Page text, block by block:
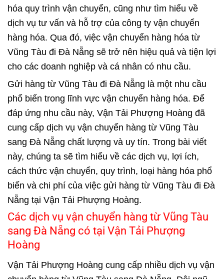
hóa quy trình vận chuyển, cũng như tìm hiểu về
dịch vụ tư vấn và hỗ trợ của công ty vận chuyển
hàng hóa. Qua đó, việc vận chuyển hàng hóa từ
Vũng Tàu đi Đà Nẵng sẽ trở nên hiệu quả và tiện lợi
cho các doanh nghiệp và cá nhân có nhu cầu.
Gửi hàng từ Vũng Tàu đi Đà Nẵng là một nhu cầu
phổ biến trong lĩnh vực vận chuyển hàng hóa. Để
đáp ứng nhu cầu này, Vận Tải Phượng Hoàng đã
cung cấp dịch vụ vận chuyển hàng từ Vũng Tàu
sang Đà Nẵng chất lượng và uy tín. Trong bài viết
này, chúng ta sẽ tìm hiểu về các dịch vụ, lợi ích,
cách thức vận chuyển, quy trình, loại hàng hóa phổ
biến và chi phí của việc gửi hàng từ Vũng Tàu đi Đà
Nẵng tại Vận Tải Phượng Hoàng.
Các dịch vụ vận chuyển hàng từ Vũng Tàu
sang Đà Nẵng có tại Vận Tải Phượng
Hoàng
Vận Tải Phượng Hoàng cung cấp nhiều dịch vụ vận